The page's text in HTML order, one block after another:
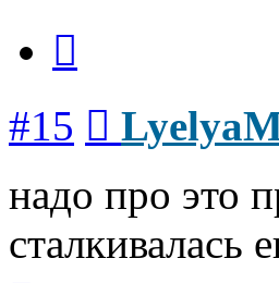
#15
надо про это
сталкивалась